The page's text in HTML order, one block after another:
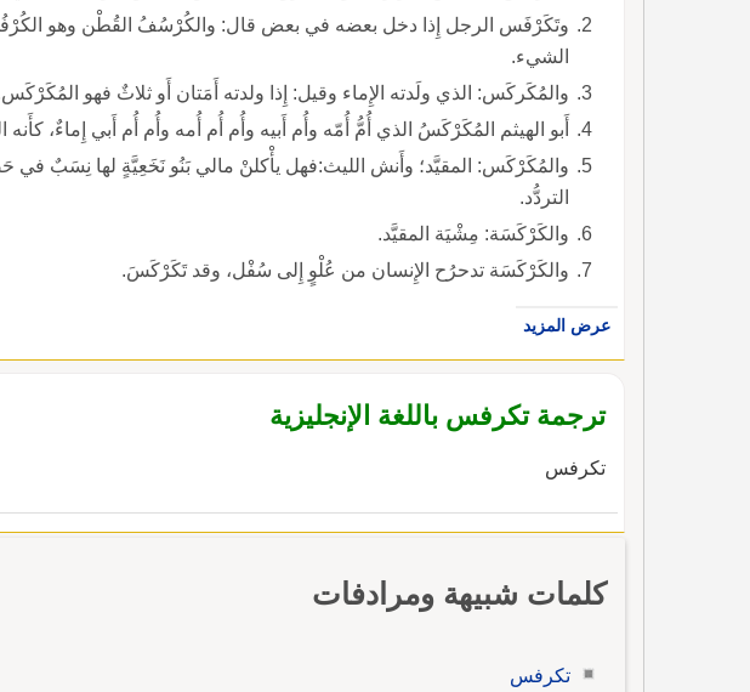
وتَكَرْفَس الرجل إِذا دخل بعضه في بعض قال: والكُرْسُفُ القُطْن وهو
الشيء.
والمُكَركَس: الذي ولَدته الإِماء وقيل: إِذا ولدته أَمَتان أَو ثلاثٌ فهو
أَبو الهيثم المُكَرْكَسُ الذي أُمُّ أُمّه وأُم أَبيه وأُم أُم أُمه وأُم أُم أَبي إِماءٌ، كأَنه
والمُكَرْكَس: المقيَّد؛ وأَنش الليث:فهل يأْكلنْ مالي بَنُو نَخَعِيَّةٍ لها نِسَبٌ
التردُّد.
والكَرْكَسَة: مِشْيَة المقيَّد.
والكَرْكَسَة تدحرُح الإِنسان من عُلْوٍ إِلى سُفْل، وقد تَكَرْكَسَ.
عرض المزيد
ترجمة تكرفس باللغة الإنجليزية
تكرفس
كلمات شبيهة ومرادفات
تكرفس